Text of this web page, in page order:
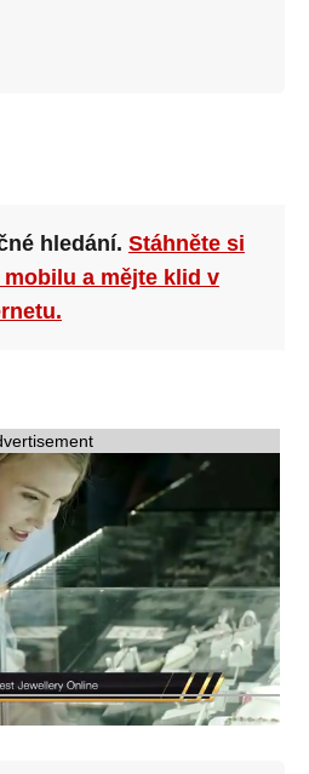
hledání. Stáhněte si
a mějte klid v